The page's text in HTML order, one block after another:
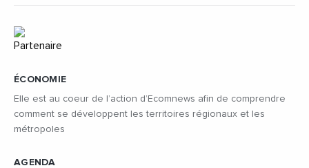
ÉCONOMIE
Elle est au coeur de l’action d’Ecomnews afin de comprendre
comment se développent les territoires régionaux et les
métropoles
AGENDA